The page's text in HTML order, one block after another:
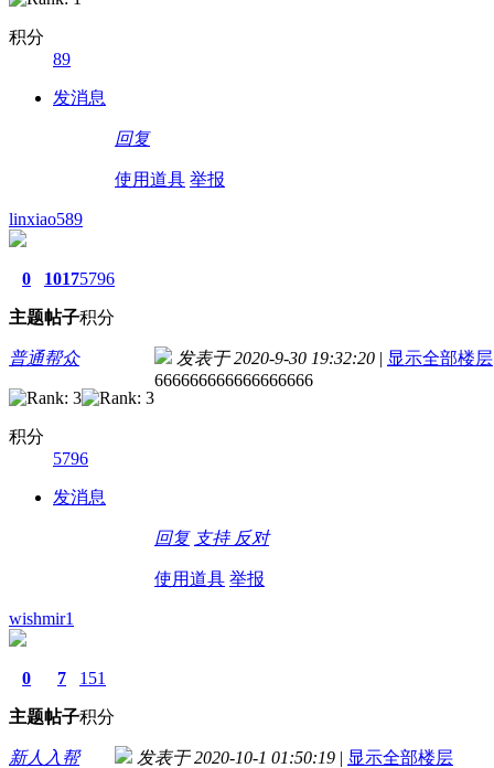
积分
89
发消息
回复
使用道具 举报
linxiao589
0
主题
1017
帖子
5796
积分
普通帮众
积分
5796
发消息
发表于 2020-9-30 19:32:20 | 显示全部楼层
666666666666666666
回复 支持 反对
使用道具 举报
wishmir1
0
主题
7
帖子
151
积分
新人入帮 发表于 2020-10-1 01:50:19 | 显示全部楼层